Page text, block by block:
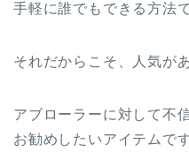
手軽に誰でもできる方法
それだからこそ、人気が
アブローラーに対して不
お勧めしたいアイテムです